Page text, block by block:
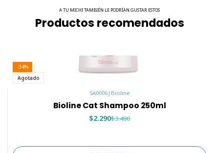
A TU MICHI TAMBIÉN LE PODRÍAN GUSTAR ESTOS
Productos recomendados
-34%
Agotado
SA0006 | Bioline
Bioline Cat Shampoo 250ml
$2.290$3.490